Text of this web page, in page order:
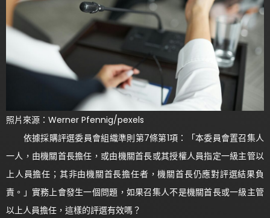
照片來源：Werner Pfennig/pexels
依據採購評選委員會組織準則第7條第1項：「本委員會置召集人
一人，由機關首長擔任，或由機關首長或其授權人員指定一級主管以
上人員擔任；其非由機關首長擔任者，機關首長仍應對評選結果負
責。」實務上會發生一個問題，如果召集人不是機關首長或一級主管
以上人員擔任，這樣的評選有效嗎？